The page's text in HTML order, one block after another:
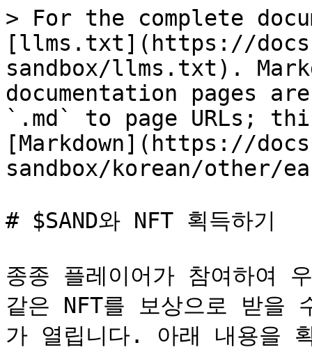
> For the complete
[llms.txt](https://
sandbox/llms.txt).
documentation pages
`.md` to page URLs;
[Markdown](https://
sandbox/korean/other/
# $SAND와 NFT 획득하기
종종 플레이어가 참여하여
같은 NFT를 보상으로 받을
가 열립니다. 아래 내용을